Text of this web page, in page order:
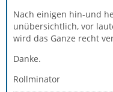
Nach einigen hin-und
unübersichtlich, vor
wird das Ganze recht
Danke.
Rollminator